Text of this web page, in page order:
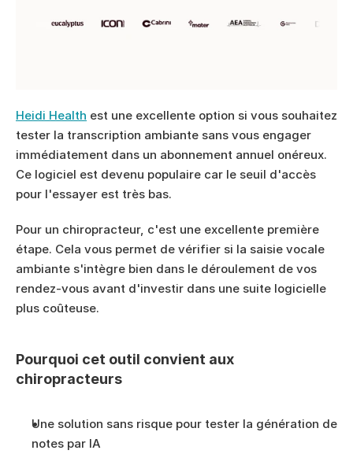
Heidi Health est une excellente option si vous souhaitez
tester la transcription ambiante sans vous engager
immédiatement dans un abonnement annuel onéreux.
Ce logiciel est devenu populaire car le seuil d'accès
pour l'essayer est très bas.
Pour un chiropracteur, c'est une excellente première
étape. Cela vous permet de vérifier si la saisie vocale
ambiante s'intègre bien dans le déroulement de vos
rendez-vous avant d'investir dans une suite logicielle
plus coûteuse.
Pourquoi cet outil convient aux
chiropracteurs
Une solution sans risque pour tester la génération de
notes par IA